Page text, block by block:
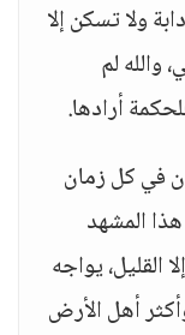
ولا تسكن إلا
والله لم
أرادها.
في كل زمان
المشهد
القليل، يواجه
أهل الأرض